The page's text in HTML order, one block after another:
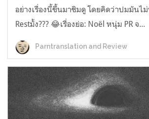
อย่างเรื่องนี้ขึ้นมาชิมดู โดยคิดว่าปมมันไ
Restมั้ง??? 😂เรื่องย่อ: Noël หนุ่ม PR จ...
Parntranslation and Review